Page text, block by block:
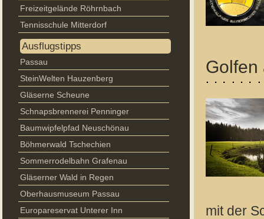
Freizeitgelände Röhrnbach
Tennisschule Mitterdorf
Ausflugstipps
Passau
SteinWelten Hauzenberg
Gläserne Scheune
Schnapsbrennerei Penninger
Baumwipfelpfad Neuschönau
Böhmerwald Tschechien
Sommerrodelbahn Grafenau
Gläserner Wald in Regen
Oberhausmuseum Passau
Europareservat Unterer Inn
Golfen
mit der